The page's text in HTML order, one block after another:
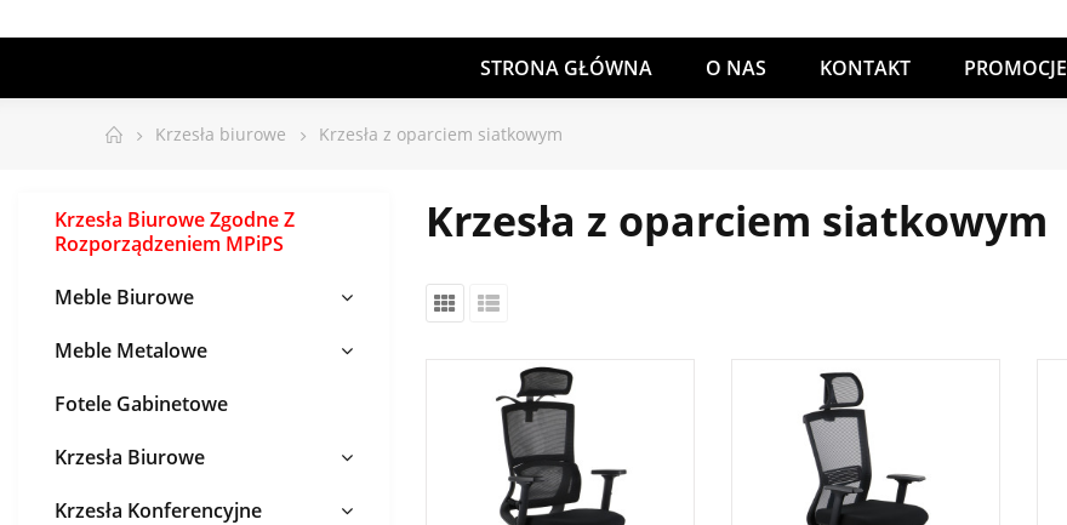
STRONA GŁÓWNA O NAS KONTAKT PROMOCJE
Krzesła biurowe Krzesła z oparciem siatkowym
Krzesła z oparciem siatkowym
Krzesła Biurowe Zgodne Z
Rozporządzeniem MPiPS
Meble Biurowe
Meble Metalowe
Fotele Gabinetowe
Krzesła Biurowe
Krzesła Konferencyjne